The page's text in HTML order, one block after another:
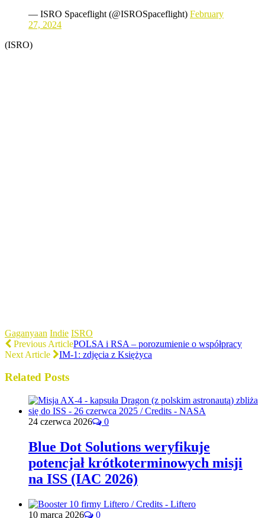
— ISRO Spaceflight (@ISROSpaceflight) February
27, 2024
(ISRO)
Gaganyaan Indie ISRO
Previous ArticlePOLSA i RSA – porozumienie o współpracy
Next Article
IM-1: zdjęcia z Księżyca
Related Posts
24 czerwca 2026 0
Blue Dot Solutions weryfikuje
potencjał krótkoterminowych misji
na ISS (IAC 2026)
10 marca 2026 0